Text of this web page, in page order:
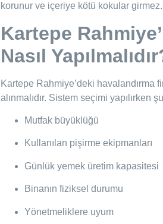
korunur ve içeriye kötü kokular
Kartepe
Nasıl
Kartepe Rahmiye’deki havalandırma
alınmalıdır. Sistem seçimi yapılırken
Mutfak büyüklüğü
Kullanılan pişirme ekipmanları
Günlük yemek üretim kapasitesi
Binanın fiziksel durumu
Yönetmeliklere uyum